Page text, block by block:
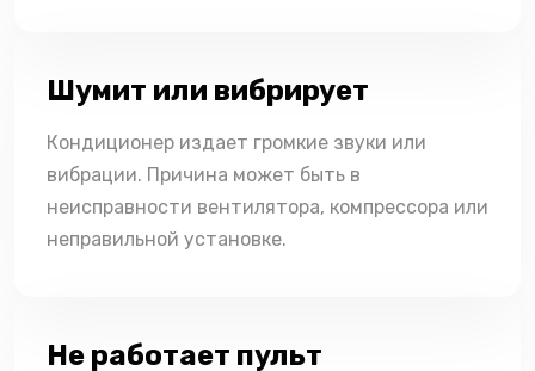
Шумит или вибрирует
Кондиционер издает громкие звуки или
вибрации. Причина может быть в
неисправности вентилятора, компрессора или
неправильной установке.
Не работает пульт